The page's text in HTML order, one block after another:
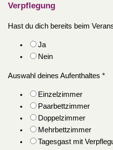
Verpflegung
Hast du dich bereits beim
Ja
Nein
Auswahl deines Aufenthaltes *
Einzelzimmer
Paarbettzimmer
Doppelzimmer
Mehrbettzimmer
Tagesgast mit